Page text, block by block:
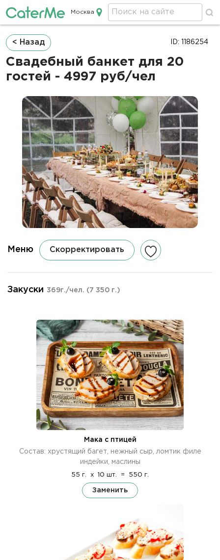
Кейтеринг в Москве
Москва
Строка
навигации
< Назад
Свадебный банкет для 20
гостей - 4997 руб/чел
ID: 1186254
Меню Скорректировать
Закуски 369г./чел. (7 350 г.)
Мака с птицей
Состав: хрустящий багет, нежный сыр, ломтик филе
индейки, маслины
55 г. x 10 шт. = 550 г.
Заменить